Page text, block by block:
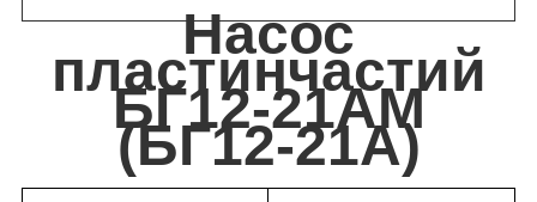
Насос
пластинчастий
БГ12-21АМ
(БГ12-21А)